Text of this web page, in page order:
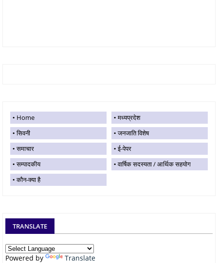
Home
मध्यप्रदेश
सिवनी
जनजाति विशेष
समाचार
ई-पेपर
सम्पादकीय
वार्षिक सदस्यता / आर्थिक सहयोग
कौन-क्या है
TRANSLATE
Powered by Translate